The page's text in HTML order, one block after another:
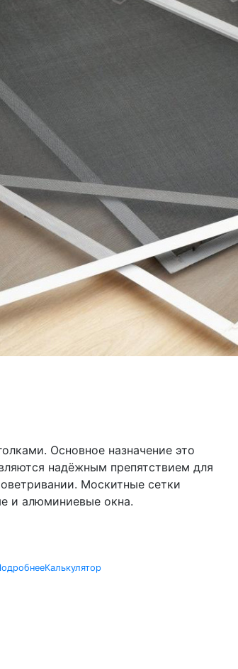
Основное назначение это
надёжным препятствием для
Москитные сетки
и алюминиевые окна.
Калькулятор